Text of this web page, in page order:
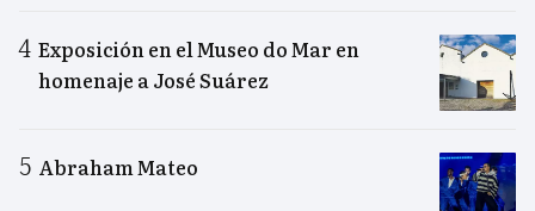
Exposición en el Museo do Mar en
homenaje a José Suárez
Abraham Mateo